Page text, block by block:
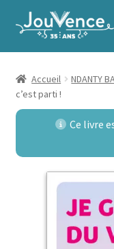
Aller
à
la
Aller
au
contenu
Accueil
Mon Compte
Newsletter
Accords toltèques
Communication
Livres numériques
Accueil NDANTY
c’est parti !
Ce livre